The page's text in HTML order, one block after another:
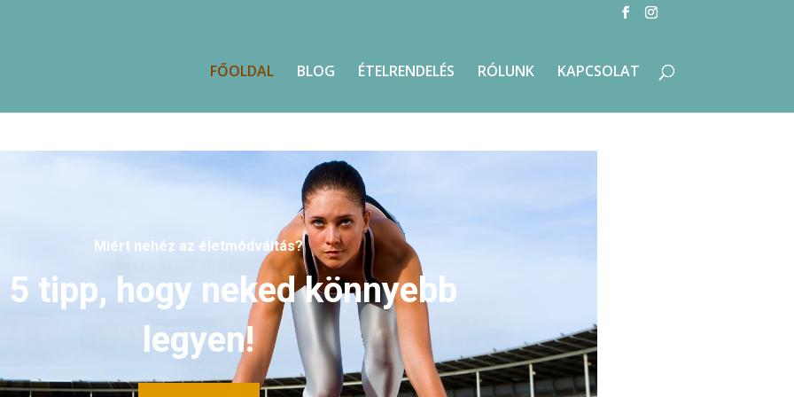
FŐOLDAL BLOG ÉTELRENDELÉS RÓLUNK KAPCSOLAT
Miért nehéz az életmódváltás?
tipp, hogy neked könnyebb
legyen!